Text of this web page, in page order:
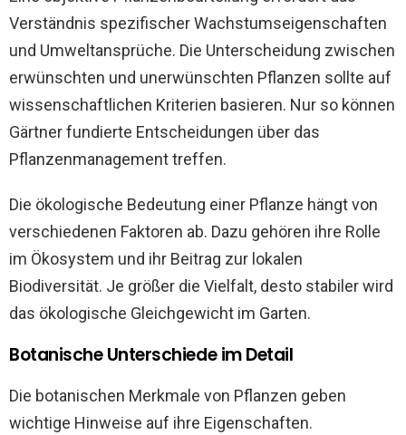
Verständnis spezifischer Wachstumseigenschaften
und Umweltansprüche. Die Unterscheidung zwischen
erwünschten und unerwünschten Pflanzen sollte auf
wissenschaftlichen Kriterien basieren. Nur so können
Gärtner fundierte Entscheidungen über das
Pflanzenmanagement treffen.
Die ökologische Bedeutung einer Pflanze hängt von
verschiedenen Faktoren ab. Dazu gehören ihre Rolle
im Ökosystem und ihr Beitrag zur lokalen
Biodiversität. Je größer die Vielfalt, desto stabiler wird
das ökologische Gleichgewicht im Garten.
Botanische Unterschiede im Detail
Die botanischen Merkmale von Pflanzen geben
wichtige Hinweise auf ihre Eigenschaften.